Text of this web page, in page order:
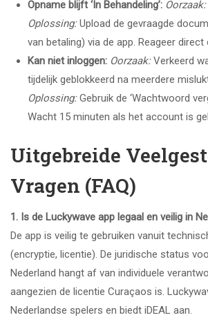
Opname blijft ‘In Behandeling’: Oorzaak:
Oplossing:Upload de gevraagde
van betaling) via de app. Reageer
Kan niet inloggen: Oorzaak:Verkeerd
tijdelijk geblokkeerd na meerdere
Oplossing:Gebruik de ‘Wachtwoord
Wacht 15 minuten als het account is
Uitgebreide
Vragen (FAQ)
1. Is de Luckywave app legaal en veilig in
De app is veilig te gebruiken vanuit
(encryptie, licentie). De juridische status
Nederland hangt af van individuele
aangezien de licentie Curaçaos is.
Nederlandse spelers en biedt iDEAL aan.